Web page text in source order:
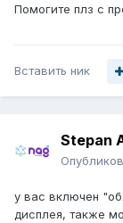
Помогите плз с
Вставить ник
Stepan
у вас включен
дисплея, также